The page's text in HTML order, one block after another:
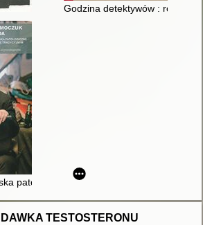
Godzina detektywów : rozwój i
patologiczne w społeczeństwie
TESTOSTERONU